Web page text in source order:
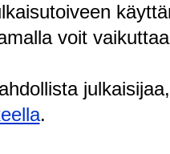
voit
.